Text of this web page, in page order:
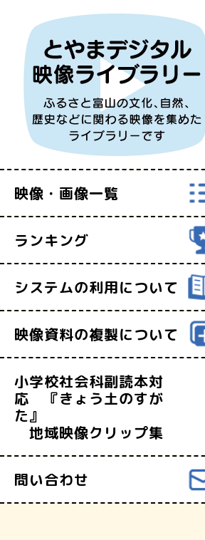
映像・画像一覧
ランキング
システムの利用について
映像資料の複製について
小学校社会科副読本対
応 『きょう土のすが
た』
地域映像クリップ集
問い合わせ